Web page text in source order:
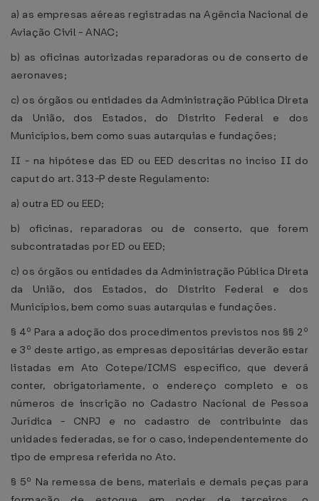
a) as empresas aéreas registradas na Agência Nacional de
Aviação Civil - ANAC;
b) as oficinas autorizadas reparadoras ou de conserto de
aeronaves;
c) os órgãos ou entidades da Administração Pública Direta
da União, dos Estados, do Distrito Federal e dos
Municípios, bem como suas autarquias e fundações;
II - na hipótese das ED ou EED descritas no inciso II do
caput do art. 313-P deste Regulamento:
a) outra ED ou EED;
b) oficinas, reparadoras ou de conserto, que forem
subcontratadas por ED ou EED;
c) os órgãos ou entidades da Administração Pública Direta
da União, dos Estados, do Distrito Federal e dos
Municípios, bem como suas autarquias e fundações.
§ 4º Para a adoção dos procedimentos previstos nos §§ 2º
e 3º deste artigo, as empresas depositárias deverão estar
listadas em Ato Cotepe/ICMS específico, que deverá
conter, obrigatoriamente, o endereço completo e os
números de inscrição no Cadastro Nacional de Pessoa
Jurídica - CNPJ e no cadastro de contribuinte das
unidades federadas, se for o caso, independentemente do
tipo de empresa referida no Ato.
§ 5º Na remessa de bens, materiais e demais peças para